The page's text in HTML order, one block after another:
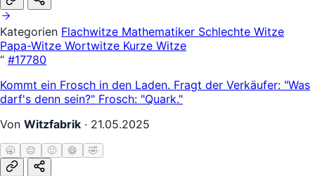
Kategorien Flachwitze Mathematiker Schlechte Witze
Papa-Witze Wortwitze Kurze Witze
“ #17780
Kommt ein Frosch in den Laden. Fragt der Verkäufer: "Was
darf's denn sein?" Frosch: "Quark."
Von Witzfabrik · 21.05.2025
🥱 😐 🙂 😄 🤣